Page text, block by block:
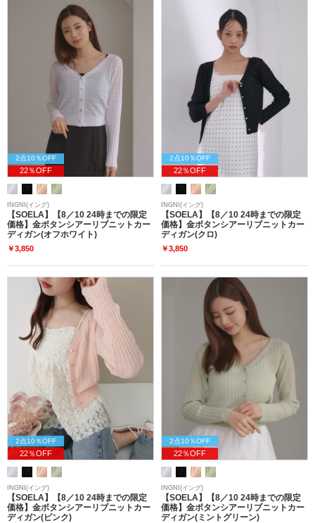
2点10％OFF
22％OFF
INGNI(イング)
【SOELA】【8／10 24時までの限定
価格】金ボタンシアーリブニットカー
ディガン(オフホワイト)
￥3,850
2点10％OFF
22％OFF
INGNI(イング)
【SOELA】【8／10 24時までの限定
価格】金ボタンシアーリブニットカー
ディガン(クロ)
￥3,850
2点10％OFF
22％OFF
INGNI(イング)
【SOELA】【8／10 24時までの限定
価格】金ボタンシアーリブニットカー
ディガン(ピンク)
2点10％OFF
22％OFF
INGNI(イング)
【SOELA】【8／10 24時までの限定
価格】金ボタンシアーリブニットカー
ディガン(ミントグリーン)